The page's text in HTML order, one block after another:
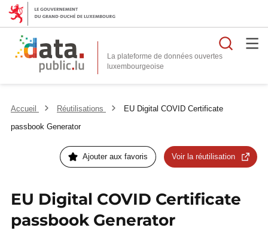
La plateforme de données ouvertes
Accueil Réutilisations
EU Digital COVID Certificate
passbook Generator
Ajouter aux favoris Voir la réutilisation
EU Digital COVID Certificate
passbook Generator